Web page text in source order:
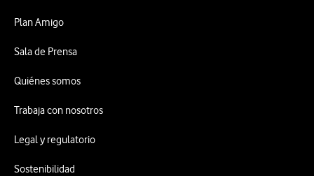
Plan Amigo
Sala de Prensa
Quiénes somos
Trabaja con nosotros
Legal y regulatorio
Sostenibilidad